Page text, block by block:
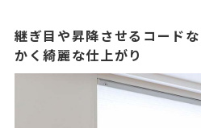
継ぎ目や昇降させるコード
かく綺麗な仕上がり